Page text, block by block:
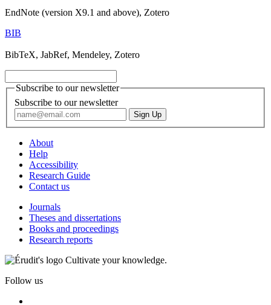
EndNote (version X9.1 and above), Zotero
BIB
BibTeX, JabRef, Mendeley, Zotero
Subscribe to our newsletter
Subscribe to our newsletter
About
Help
Accessibility
Research Guide
Contact us
Journals
Theses and dissertations
Books and proceedings
Research reports
Cultivate your knowledge.
Follow us